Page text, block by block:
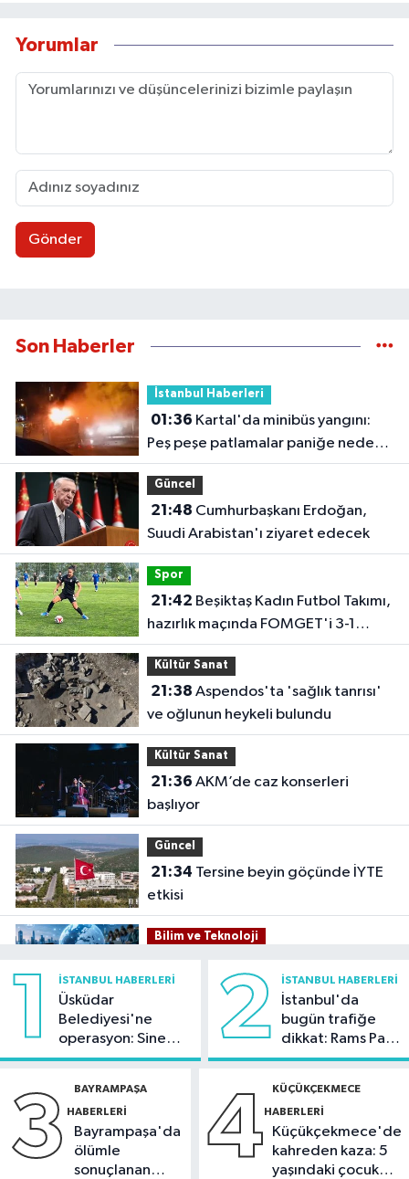
Yorumlar
Gönder
Son Haberler
İstanbul Haberleri
01:36
Peş peşe patlamalar paniğe neden
oldu
Güncel
21:48
Suudi Arabistan'ı ziyaret edecek
Spor
21:42
hazırlık maçında FOMGET'i 3-1
mağlup etti
Kültür Sanat
21:38
ve oğlunun heykeli bulundu
Kültür Sanat
21:36
başlıyor
Güncel
21:34
etkisi
Bilim ve Teknoloji
oranı yüzde 92,3 oldu
Bilim ve Teknoloji
Kültür Sanat
21:21
vatandaşları yazlık sinemada
1 İSTANBUL HABERLERI
Üsküdar
Belediyesi'ne
operasyon: Sinem
Dedetaş'a
2 İSTANBUL HABERLERI
İstanbul'da
bugün trafiğe
dikkat: Rams Park
çevresinde bazı
3 BAYRAMPAŞA
HABERLERI
Bayrampaşa'da
ölümle
sonuçlanan
4 KÜÇÜKÇEKMECE
HABERLERI
Küçükçekmece'de
kahreden kaza: 5
yaşındaki çocuk